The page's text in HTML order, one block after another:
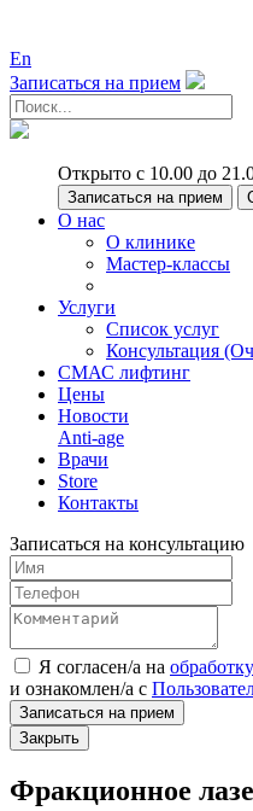
En
Записаться на прием
Открыто с 10.00 до
Записаться на прием
О нас
О клинике
Мастер-классы
Услуги
Список услуг
Консультация
СМАС лифтинг
Цены
Новости
Anti-age
Врачи
Store
Контакты
Записаться на консультацию
Я согласен/а на
и ознакомлен/а с
Записаться на прием
Закрыть
Фракционное